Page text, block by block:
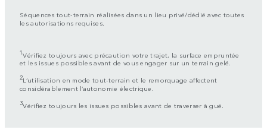
Séquences tout-terrain réalisées dans un lieu privé/dédié avec toutes
les autorisations requises.
1Vérifiez toujours avec précaution votre trajet, la surface empruntée
et les issues possibles avant de vous engager sur un terrain gelé.
2L’utilisation en mode tout-terrain et le remorquage affectent
considérablement l’autonomie électrique.
3Vérifiez toujours les issues possibles avant de traverser à gué.